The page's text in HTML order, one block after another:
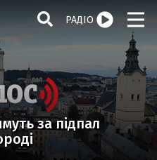
РАДІО
за підпал